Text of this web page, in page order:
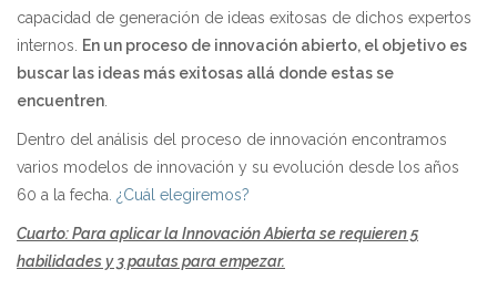
capacidad de generación de ideas exitosas de dichos expertos
internos.
En un proceso de innovación abierto, el objetivo es
buscar las ideas más exitosas allá donde estas se
encuentren
Dentro del análisis del proceso de innovación encontramos
varios modelos de innovación y su evolución desde los años
60 a la fecha . ¿Cuál elegiremos?
Cuarto: Para aplicar la Innovación Abierta se requieren 5
habilidades y 3 pautas para empezar.